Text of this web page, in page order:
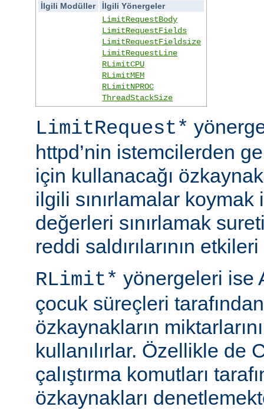
İlgili Modüller
İlgili Yönergeler
LimitRequestBody
LimitRequestFields
LimitRequestFieldsize
LimitRequestLine
RLimitCPU
RLimitMEM
RLimitNPROC
ThreadStackSize
LimitRequest*
httpd’nin istemcilerden
için kullanacağı
ilgili sınırlamalar koymak
değerleri sınırlamak
reddi saldırılarının
RLimit* yönergeleri ise
çocuk süreçleri
özkaynakların
kullanılırlar. Özellikle de
çalıştırma komutları
özkaynakları